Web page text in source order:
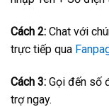
Cách 2: Chat với
trực tiếp qua
Cách 3: Gọi đến số
trợ ngay.